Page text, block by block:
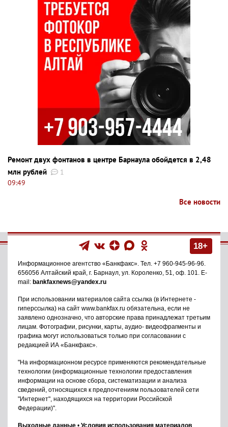
Ремонт двух фонтанов в центре Барнаула обойдется в 2,48
млн рублей
1
09:49
Все новости
18+
Информационное агентство «Банкфакс» . Тел. +7 960-945-96-96
656056 Алтайский край, г. Барнаул ул. Короленко, 51, оф. 101
. E-
mail: bankfaxnews@yandex.ru
При использовании материалов сайта ссылка (в Интернете -
гиперссылка) на сайт www.bankfax.ru обязательна, если не
заявлено однозначно, что авторские права принадлежат третьим
лицам. Фотографии, рисунки, карты, аудио- видеофрагменты и
графика могут использоваться только при согласовании с
редакцией ИА «Банкфакс».
"На информационном ресурсе применяются рекомендательные
технологии (информационные технологии предоставления
информации на основе сбора, систематизации и анализа
сведений, относящихся к предпочтениям пользователей сети
"Интернет", находящихся на территории Российской
Федерации)".
Выходные данные • Условия использования материалов